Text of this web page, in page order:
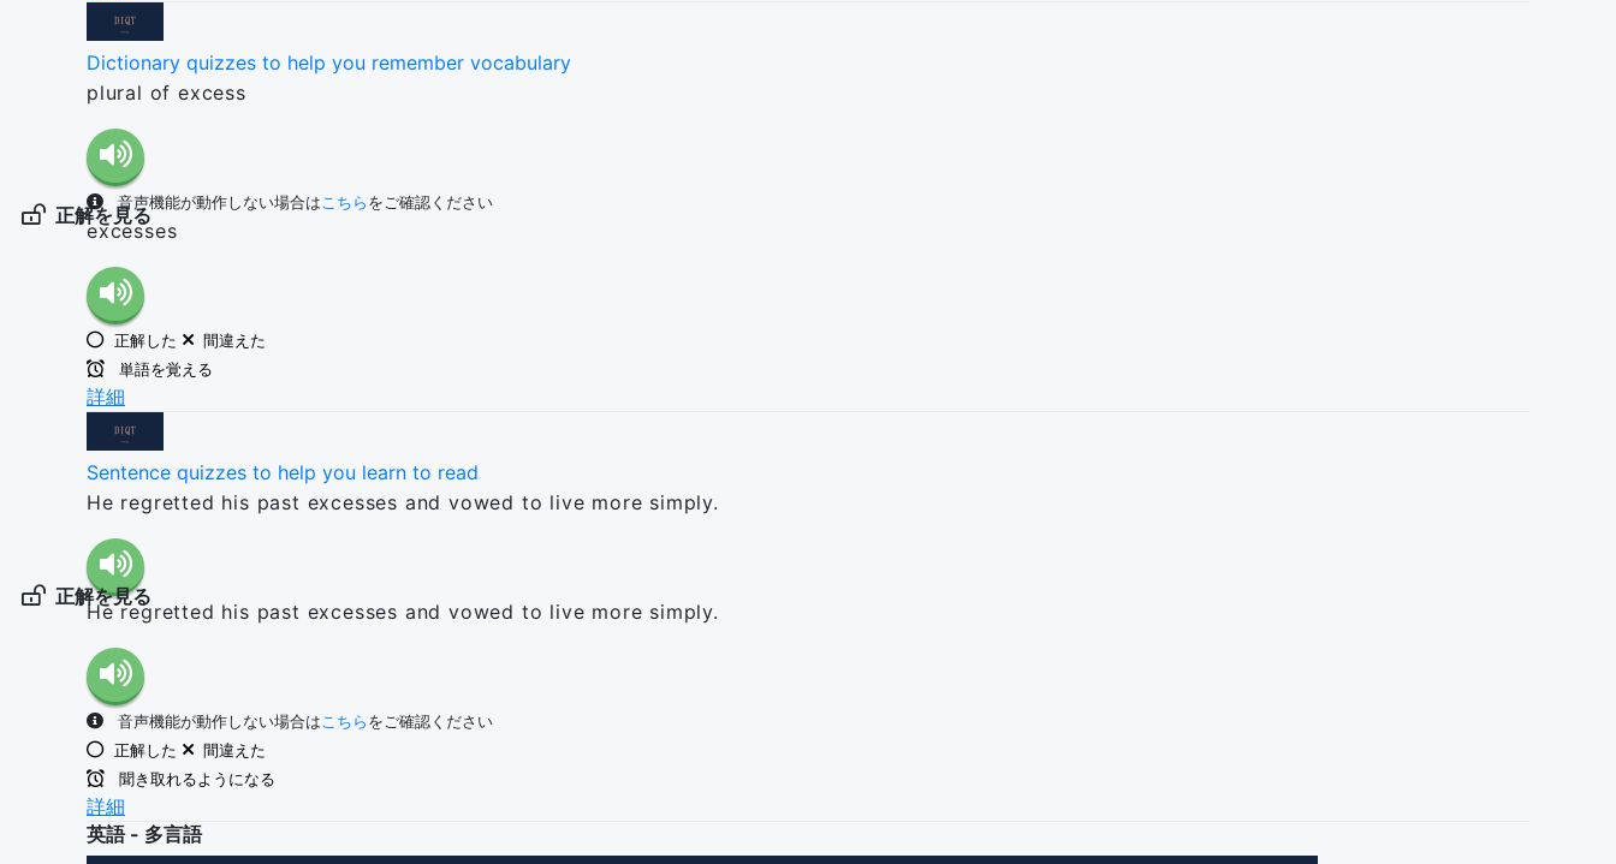
Dictionary quizzes to help you remember vocabulary
plural of excess
音声機能が動作しない場合は こちら をご確認ください
正解を見る
excesses
正解した
間違えた
単語を覚える
詳細
Sentence quizzes to help you learn to read
He regretted his past excesses and vowed to live more simply.
正解を見る
He regretted his past excesses and vowed to live more simply.
音声機能が動作しない場合は こちら をご確認ください
正解した
間違えた
聞き取れるようになる
詳細
英語 - 多言語